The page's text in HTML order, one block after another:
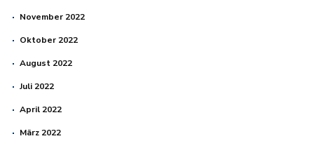
November 2022
Oktober 2022
August 2022
Juli 2022
April 2022
März 2022